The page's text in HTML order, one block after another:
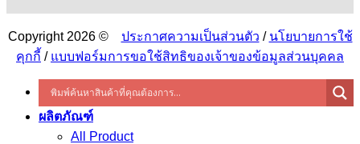
Copyright 2026 © ประกาศความเป็นส่วนตัว / นโยบายการใช้
คุกกี้ / แบบฟอร์มการขอใช้สิทธิของเจ้าของข้อมูลส่วนบุคคล
ผลิตภัณฑ์
All Product